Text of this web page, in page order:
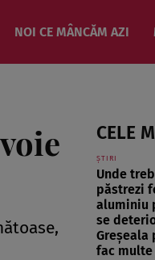
NOI CE MÂNCĂM AZI
CELE
ȘTIRI
Unde
păstrezi
aluminiu
se
Greșeala
fac multe